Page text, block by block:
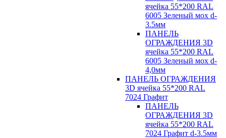
ячейка 55*200 RAL
6005 Зеленый мох d-
3.5мм
ПАНЕЛЬ
ОГРАЖДЕНИЯ 3D
ячейка 55*200 RAL
6005 Зеленый мох d-
4,0мм
ПАНЕЛЬ ОГРАЖДЕНИЯ
3D ячейка 55*200 RAL
7024 Графит
ПАНЕЛЬ
ОГРАЖДЕНИЯ 3D
ячейка 55*200 RAL
7024 Графит d-3.5мм